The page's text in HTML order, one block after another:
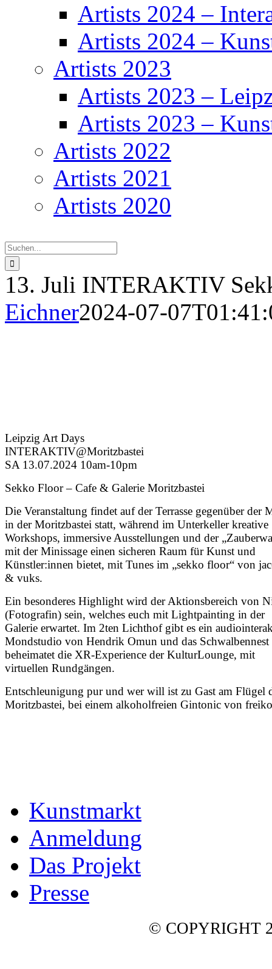
Artists 2024 –
Artists 2024 –
Artists 2023
Artists 2023 –
Artists 2023 –
Artists 2022
Artists 2021
Artists 2020
nach:
13. Juli INTERAKTIV
Eichner2024-07-
Leipzig Art Days
INTERAKTIV@Moritzbastei
SA 13.07.2024 10am-10pm
Sekko Floor – Cafe & Galerie Moritzbastei
Die Veranstaltung findet auf der Terrasse gegenüber der
in der Moritzbastei statt, während im Unterkeller kreative
Workshops, immersive Ausstellungen und der
mit der Minissage einen sicheren Raum für Kunst und
Künstler:innen bietet, mit Tunes im „sekko floor“ von
& vuks.
Ein besonderes Highlight wird der Aktionsbereich von
(Fotografin) sein, welches euch mit Lightpainting in der
Galerie erwartet. Im 2ten Lichthof gibt es ein
Mondstudio von Hendrik Omun und das Schwalbennest
beheimatet die XR-Experience der KulturLounge, mit
virtuellen Rundgängen.
Entschleunigung pur und wer will ist zu Gast am Flügel
Moritzbastei, bei einem alkoholfreien Gintonic von
Kunstmarkt
Anmeldung
Das Projekt
Presse
© COPYRIGHT